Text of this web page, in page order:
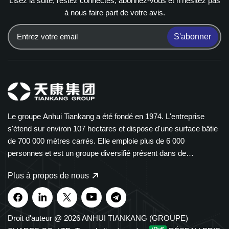
à nous faire part de votre avis.
S'abonner
Le groupe Anhui Tiankang a été fondé en 1974. L'entreprise
s'étend sur environ 107 hectares et dispose d'une surface bâtie
de 700 000 mètres carrés. Elle emploie plus de 6 000
personnes et est un groupe diversifié présent dans de
instruments et compteurs, les câbles optiques, les produits
médicaux et pharmaceutiques, les équipements électriques
intelligents et les chemins de câbles en polymère. Nos produits
sont largement utilisés dans les secteurs de la pétrochimie, de
l'énergie, des transports et des énergies nouvelles. Le groupe
Plus à propos de nous
Droit d'auteur @ 2026 ANHUI TIANKANG (GROUPE)